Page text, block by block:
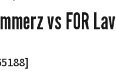
vs FOR